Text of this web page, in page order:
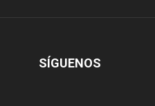
SÍGUENOS